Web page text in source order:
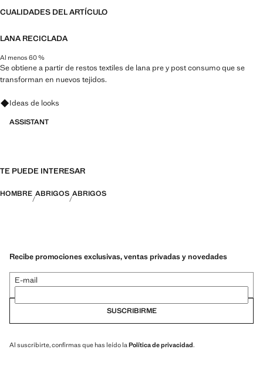
CUALIDADES DEL ARTÍCULO
LANA RECICLADA
Al menos 60 %
Se obtiene a partir de restos textiles de lana pre y post consumo que se
transforman en nuevos tejidos.
Pregunta por looks, prendas y tendencias
Ideas de looks
ASSISTANT
TE PUEDE INTERESAR
HOMBRE ABRIGOS ABRIGOS
Recibe promociones exclusivas, ventas privadas y novedades
E-mail
SUSCRIBIRME
Al suscribirte, confirmas que has leído laPolítica de privacidad.